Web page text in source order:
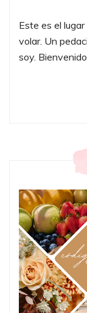
Este es el
volar. Un
soy.